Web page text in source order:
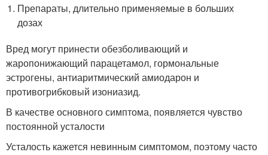
Препараты, длительно применяемые в больших
дозах
Вред могут принести обезболивающий и
жаропонижающий парацетамол, гормональные
эстрогены, антиаритмический амиодарон и
противогрибковый изониазид.
В качестве основного симптома, появляется чувство
постоянной усталости
Усталость кажется невинным симптомом, поэтому часто